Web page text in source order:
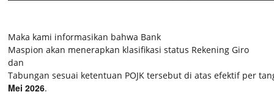
Maka kami informasikan bahwa Bank
Maspion akan menerapkan klasifikasi status Rekening Giro
dan
Tabungan sesuai ketentuan POJK tersebut di atas efektif per
Mei 2026.